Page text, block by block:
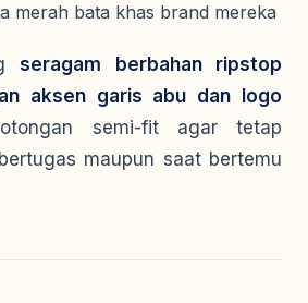
merah bata khas brand mereka
seragam berbahan ripstop
aksen garis abu dan logo
semi-fit agar tetap
maupun saat bertemu